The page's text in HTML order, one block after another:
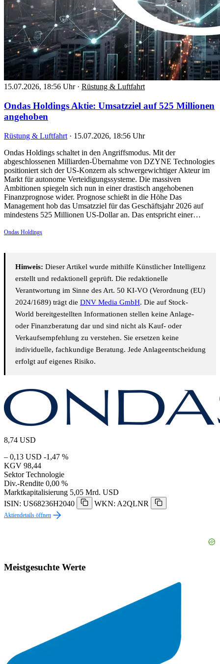
15.07.2026, 18:56 Uhr · Rüstung & Luftfahrt
Ondas Holdings Aktie: Umsatzziel auf 525 Millionen
angehoben
Rüstung & Luftfahrt · 15.07.2026, 18:56 Uhr
Ondas Holdings schaltet in den Angriffsmodus. Mit der
abgeschlossenen Milliarden-Übernahme von DZYNE Technologies
positioniert sich der US-Konzern als schwergewichtiger Akteur im
Markt für autonome Verteidigungssysteme. Die massiven
Ambitionen spiegeln sich nun in einer drastisch angehobenen
Finanzprognose wider. Prognose schießt in die Höhe Das
Management hob das Umsatzziel für das Geschäftsjahr 2026 auf
mindestens 525 Millionen US-Dollar an. Das entspricht einer…
Ondas Holdings
Hinweis: Dieser Artikel wurde mithilfe Künstlicher Intelligenz
erstellt und redaktionell geprüft. Die redaktionelle
Verantwortung im Sinne des Art. 50 KI-VO (Verordnung (EU)
2024/1689) trägt die DNV Media GmbH. Die auf Stock-
World bereitgestellten Informationen stellen keine Anlage-
oder Finanzberatung dar und sind nicht als Kauf- oder
Verkaufsempfehlung zu verstehen. Sie ersetzen keine
individuelle, fachkundige Beratung. Jede Anlageentscheidung
erfolgt auf eigenes Risiko.
8,74 USD
– 0,13 USD -1,47 %
KGV 98,44
Sektor Technologie
Div.-Rendite 0,00 %
Marktkapitalisierung 5,05 Mrd. USD
ISIN: US68236H2040
WKN: A2QLNR
Aktiendetails öffnen
Meistgesuchte Werte